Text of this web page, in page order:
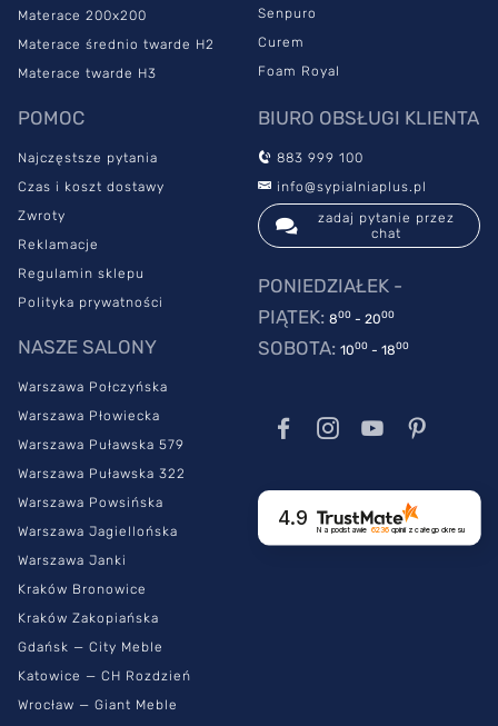
Materace 200x200
Materace średnio twarde H2
Materace twarde H3
Senpuro
Curem
Foam Royal
POMOC
Najczęstsze pytania
Czas i koszt dostawy
Zwroty
Reklamacje
Regulamin sklepu
Polityka prywatności
NASZE SALONY
Warszawa Połczyńska
Warszawa Płowiecka
Warszawa Puławska 579
Warszawa Puławska 322
Warszawa Powsińska
Warszawa Jagiellońska
Warszawa Janki
Kraków Bronowice
Kraków Zakopiańska
Gdańsk — City Meble
Katowice — CH Rozdzień
Wrocław — Giant Meble
BIURO OBSŁUGI KLIENTA
883 999 100
info@sypialniaplus.pl
zadaj pytanie przez
chat
PONIEDZIAŁEK -
PIĄTEK: 800 - 2000
SOBOTA: 1000 - 1800
4.9
Na podstawie 6236opinii z całego okresu